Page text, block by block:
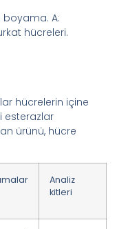
boyama. A:
hücreleri.
hücrelerin içine
esterazlar
ürünü, hücre
Analiz
kitleri